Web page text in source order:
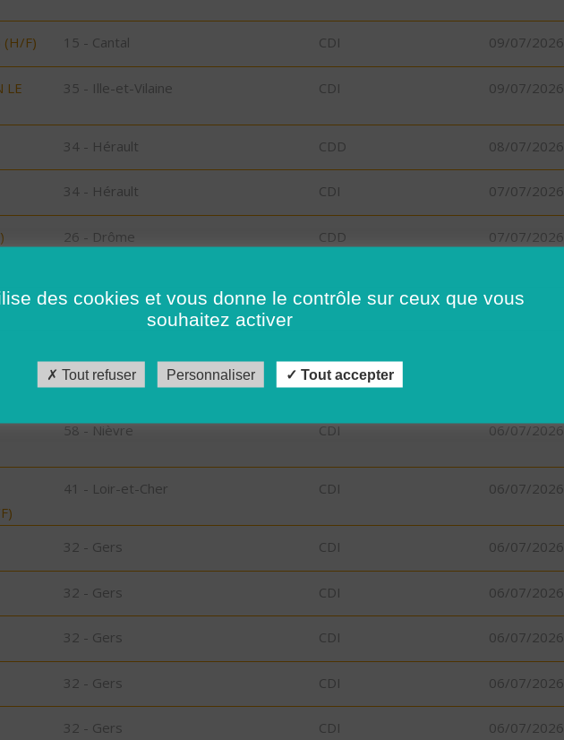
(H/F) 15 - Cantal CDI 09/07/2026
LE
35 - Ille-et-Vilaine CDI 09/07/2026
34 - Hérault CDD 08/07/2026
34 - Hérault CDI 07/07/2026
26 - Drôme CDD 07/07/2026
34 - Hérault CDD
58 - Nièvre CDI 06/07/2026
41 - Loir-et-Cher CDI 06/07/2026
32 - Gers CDI 06/07/2026
32 - Gers CDI 06/07/2026
32 - Gers CDI 06/07/2026
32 - Gers CDI 06/07/2026
32 - Gers CDI 06/07/2026
des cookies et vous donne le contrôle sur ceux que vous
souhaitez activer
Tout refuser Personnaliser Tout accepter